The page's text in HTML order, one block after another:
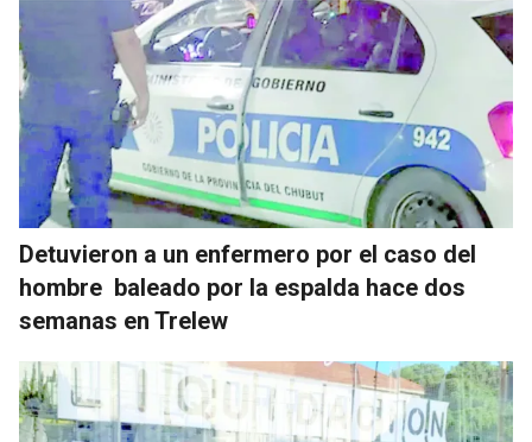
Detuvieron a un enfermero por el caso del
hombre baleado por la espalda hace dos
semanas en Trelew